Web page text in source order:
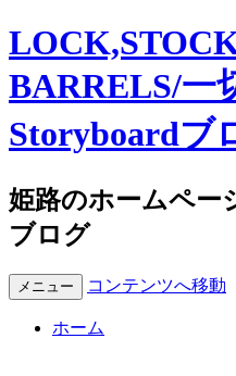
BARRELS/一
Storyboardブ
姫路のホームペー
ブログ
メニュー コンテンツへ移動
ホーム